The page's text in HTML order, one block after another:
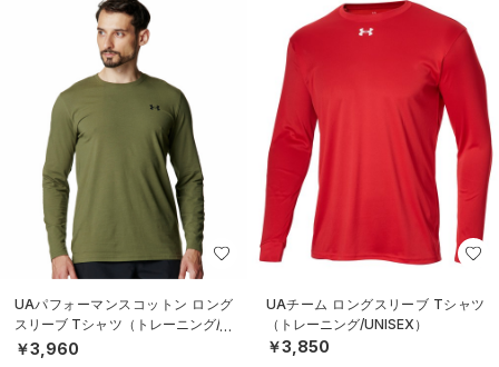
UAパフォーマンスコットン ロング
スリーブ Tシャツ（トレーニング/M
EN）
￥3,960
UAチーム ロングスリーブ Tシャツ
（トレーニング/UNISEX）
￥3,850